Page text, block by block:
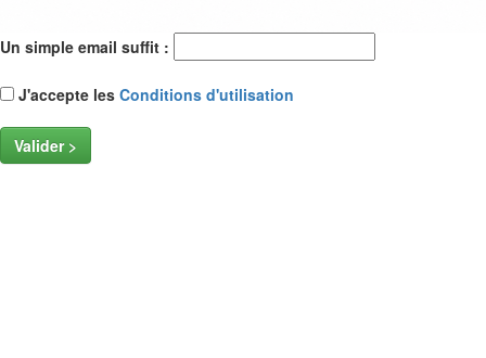
Un simple email suffit :
J'accepte les Conditions d'utilisation
Valider >